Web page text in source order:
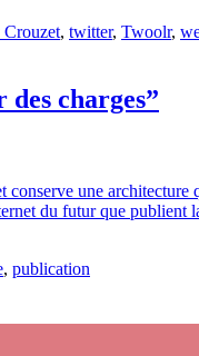
, twitter, Twoolr,
charges”
conserve une
du futur que
, publication